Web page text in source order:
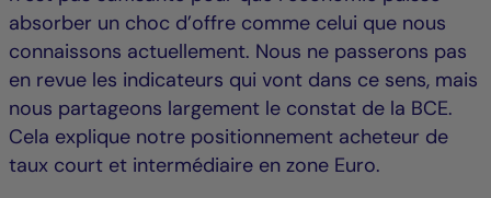
absorber un choc d’offre comme celui que nous
connaissons actuellement. Nous ne passerons pas
en revue les indicateurs qui vont dans ce sens, mais
nous partageons largement le constat de la BCE.
Cela explique notre positionnement acheteur de
taux court et intermédiaire en zone Euro.